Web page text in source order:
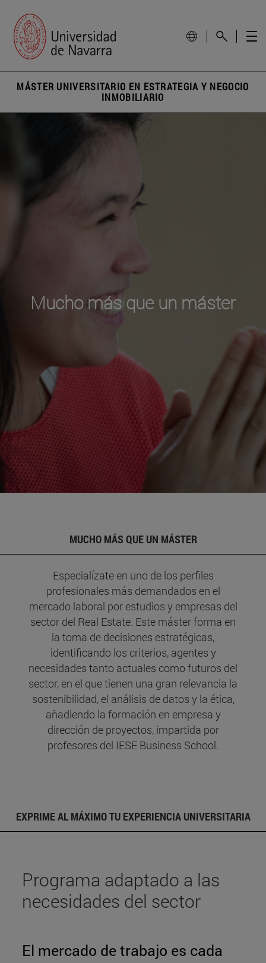
MÁSTER UNIVERSITARIO EN ESTRATEGIA Y NEGOCIO
INMOBILIARIO
Mucho más que un máster
MUCHO MÁS QUE UN MÁSTER
Especialízate en uno de los perfiles
profesionales más demandados en el
mercado laboral por estudios y empresas del
sector del Real Estate. Este máster forma en
la toma de decisiones estratégicas,
identificando los criterios, agentes y
necesidades tanto actuales como futuros del
sector, en el que tienen una gran relevancia la
sostenibilidad, el análisis de datos y la ética,
añadiendo la formación en empresa y
dirección de proyectos, impartida por
profesores del IESE Business School.
EXPRIME AL MÁXIMO TU EXPERIENCIA UNIVERSITARIA
Programa adaptado a las
necesidades del sector
El mercado de trabajo es cada